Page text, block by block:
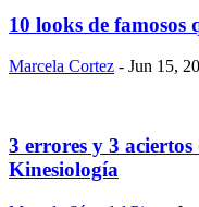
10 looks de famosos
Marcela Cortez - Jun 15,
3 errores y 3
Kinesiología